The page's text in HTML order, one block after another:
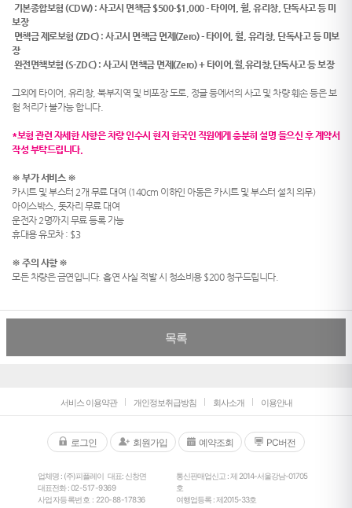
기본종합보험 (CDW) : 사고시 면책금 $500-$1,000 - 타이어, 휠, 유리창, 단독사고 등 미
보장
면책금 제로보험 (ZDC) : 사고시 면책금 면제(Zero) - 타이어, 휠, 유리창, 단독사고 등 미보
장
완전면책보험 (S-ZDC) : 사고시 면책금 면제(Zero) + 타이어,휠,유리창,단독사고 등 보장
그외에 타이어, 유리창, 북부지역 및 비포장 도로, 정글 등에서의 사고 및 차량 훼손 등은 보
험 처리가 불가능 합니다.
*보험 관련 자세한 사항은 차량 인수시 현지 한국인 직원에게 충분히 설명 들으신 후 계약서
작성 부탁드립니다.
※ 부가 서비스 ※
카시트 및 부스터 2개 무료 대여 (140cm 이하인 아동은 카시트 및 부스터 설치 의무)
아이스박스, 돗자리 무료 대여
운전자 2명까지 무료 등록 가능
휴대용 유모차 : $3
※ 주의 사항 ※
모든 차량은 금연입니다. 흡연 사실 적발 시 청소비용 $200 청구드립니다.
목록
서비스 이용약관 개인정보취급방침 회사소개 이용안내
로그인 회원가입 예약조회 PC버전
업체명 : (주)피플레이 대표: 신창면
대표전화 :02-517-9369
사업자등록번호 : 220-88-17836
통신판매업신고 : 제 2014-서울강남-01705
호
여행업등록 : 제2015-33호